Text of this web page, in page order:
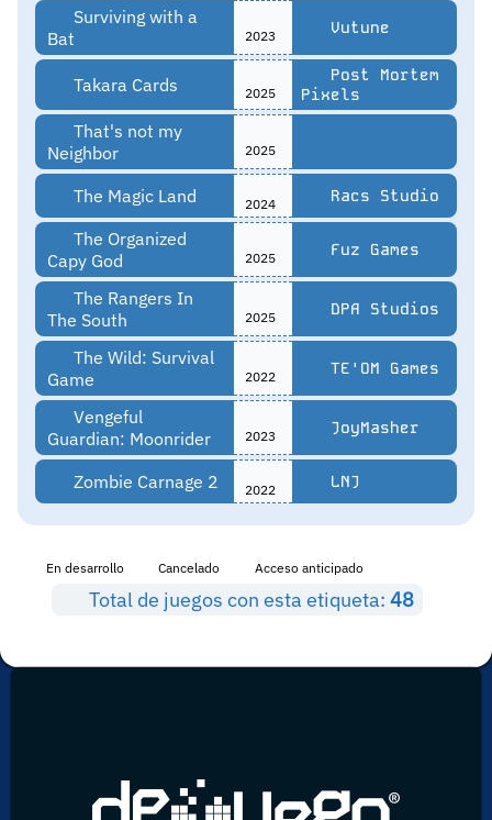
Surviving with a
Bat
2023 Vutune
Takara Cards 2025
Post Mortem
Pixels
That's not my
Neighbor
2025
The Magic Land 2024 Racs Studio
The Organized
Capy God
2025 Fuz Games
The Rangers In
The South
2025 DPA Studios
The Wild: Survival
Game
2022 TE'OM Games
Vengeful
Guardian: Moonrider
2023 JoyMasher
Zombie Carnage 2 2022 LNJ
En desarrollo Cancelado Acceso anticipado
Total de juegos con esta etiqueta:48